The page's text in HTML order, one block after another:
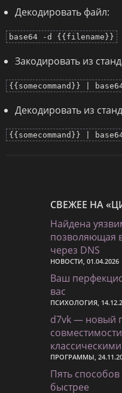
Декодировать файл:
base64 -d {{filename}}
Закодировать из
{{somecommand}} |
Декодировать из
{{somecommand}} |
СВЕЖЕЕ НА
Найдена
позволяющая
через DNS
НОВОСТИ, 01.04.2026
Ваш
вас
ПСИХОЛОГИЯ,
d7vk — новый
ПРОГРАММЫ,
Пять способов
быстрее